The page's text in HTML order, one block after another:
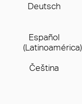
Deutsch
Español
(Latinoamérica)
Čeština